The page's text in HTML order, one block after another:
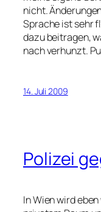
nicht.
Sprache ist sehr
dazu beitragen,
nach verhunzt.
14. Juli 2009
Polizei
In Wien wird